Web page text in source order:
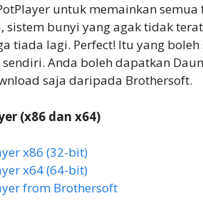
untuk memainkan
sistem bunyi yang agak tidak
tiada lagi. Perfect! Itu yang
Anda boleh dapatkan
saja daripada Brothersoft.
(x86 dan x64)
x86 (32-bit)
x64 (64-bit)
from Brothersoft